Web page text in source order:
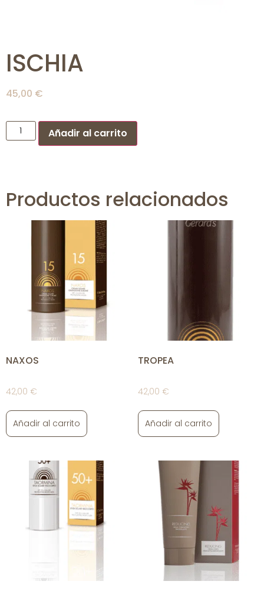
ISCHIA
45,00 €
Añadir al carrito
Productos relacionados
NAXOS
42,00 €
Añadir al carrito
TROPEA
42,00 €
Añadir al carrito